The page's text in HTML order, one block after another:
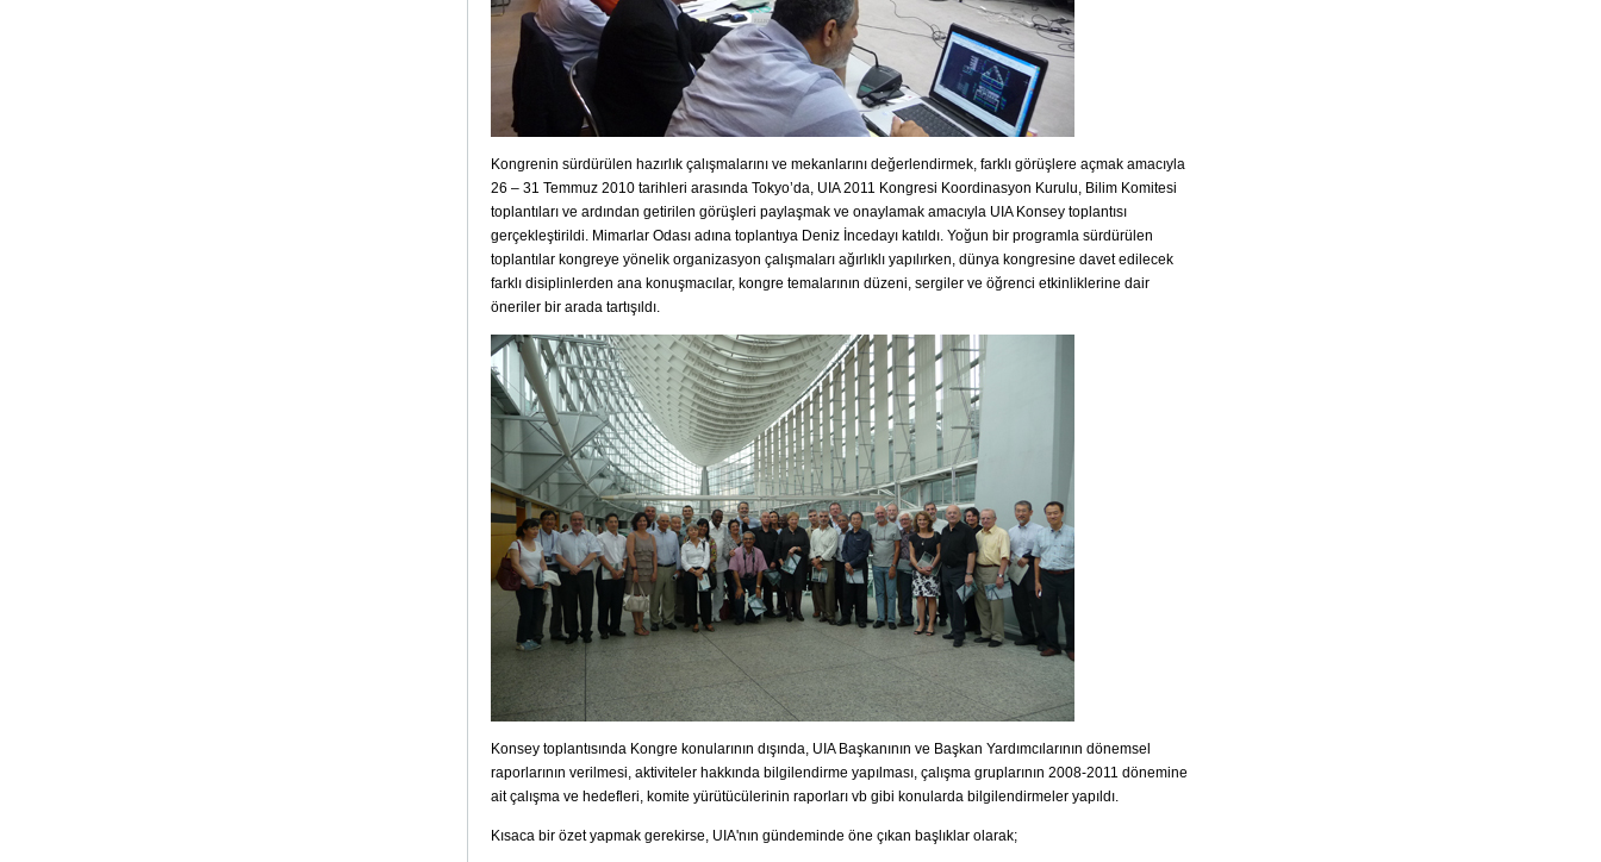
Kongrenin sürdürülen hazırlık çalışmalarını ve mekanlarını değerlendirmek, farklı görüşlere açmak amacıyla
26 – 31 Temmuz 2010 tarihleri arasında Tokyo’da, UIA 2011 Kongresi Koordinasyon Kurulu, Bilim Komitesi
toplantıları ve ardından getirilen görüşleri paylaşmak ve onaylamak amacıyla UIA Konsey toplantısı
gerçekleştirildi. Mimarlar Odası adına toplantıya Deniz İncedayı katıldı. Yoğun bir programla sürdürülen
toplantılar kongreye yönelik organizasyon çalışmaları ağırlıklı yapılırken, dünya kongresine davet edilecek
farklı disiplinlerden ana konuşmacılar, kongre temalarının düzeni, sergiler ve öğrenci etkinliklerine dair
öneriler bir arada tartışıldı.
Konsey toplantısında Kongre konularının dışında, UIA Başkanının ve Başkan Yardımcılarının dönemsel
raporlarının verilmesi, aktiviteler hakkında bilgilendirme yapılması, çalışma gruplarının 2008-2011 dönemine
ait çalışma ve hedefleri, komite yürütücülerinin raporları vb gibi konularda bilgilendirmeler yapıldı.
Kısaca bir özet yapmak gerekirse, UIA'nın gündeminde öne çıkan başlıklar olarak;